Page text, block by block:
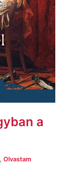
a
Olvastam